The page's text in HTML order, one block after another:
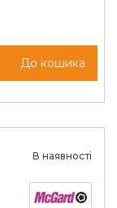
До кошика
В наявності